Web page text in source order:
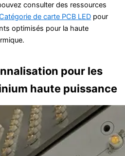
consulter des ressources
de carte PCB LED pour
optimisés pour la haute
pour les
haute puissance